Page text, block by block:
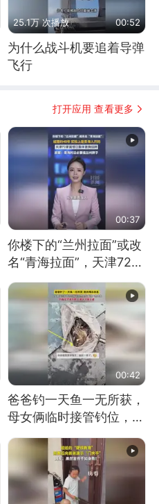
25.1万 次播放 00:52
为什么战斗机要追着导弹
飞行
打开应用 查看更多
00:37
你楼下的“兰州拉面”或改
名“青海拉面”，天津72家
面馆已集体更换招牌
00:42
爸爸钓一天鱼一无所获，
母女俩临时接管钓位，用
玩具鱼竿钓上大鱼